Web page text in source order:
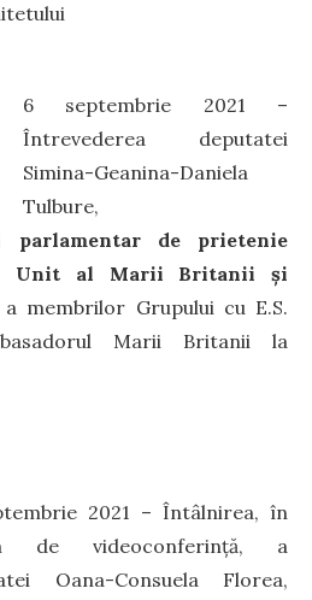
6 septembrie 2021 –
Întrevederea deputatei
Simina-Geanina-Daniela
Tulbure,
parlamentar de prietenie
Unit al Marii Britanii și
membrilor Grupului cu E.S.
Marii Britanii la
2021 – Întâlnirea, în
de videoconferință, a
Oana-Consuela Florea,